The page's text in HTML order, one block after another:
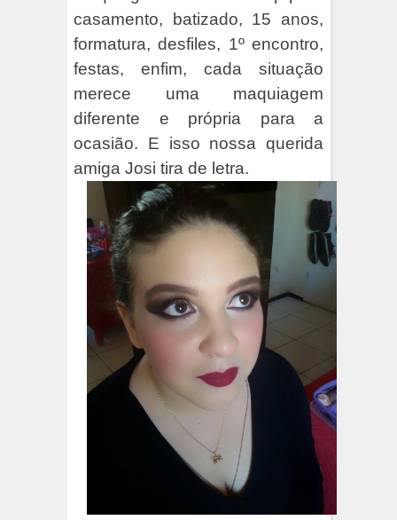
casamento, batizado, 15 anos,
formatura, desfiles, 1º encontro,
festas, enfim, cada situação
merece uma maquiagem
diferente e própria para a
ocasião. E isso nossa querida
amiga Josi tira de letra.